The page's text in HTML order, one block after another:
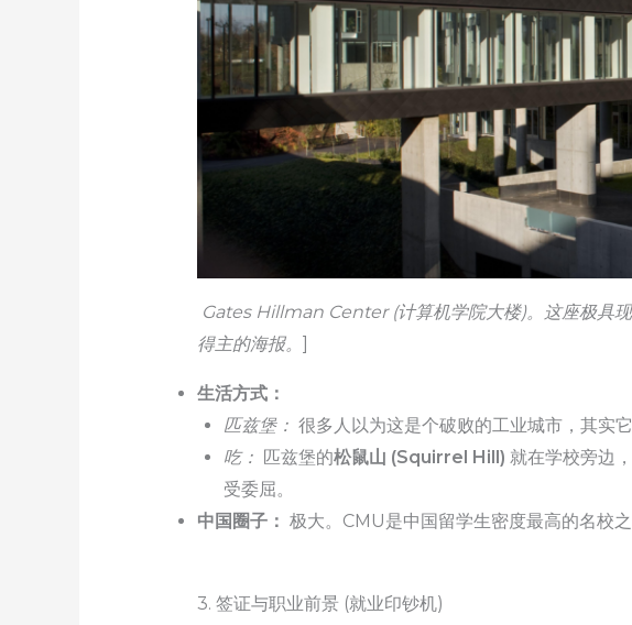
Gates Hillman Center (计算机学院大楼)。这座极具
得主的海报。
生活方式：
匹兹堡： 很多人以为这是个破败的工业城市，其实
吃： 匹兹堡的松鼠山 (Squirrel Hill) 就在学校旁边
受委屈。
中国圈子： 极大。CMU是中国留学生密度最高的名校
3. 签证与职业前景 (就业印钞机)